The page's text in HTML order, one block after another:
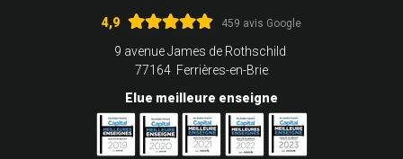
4,9 459 avis Google
9 avenue James de Rothschild
77164 Ferrières-en-Brie
Elue meilleure enseigne